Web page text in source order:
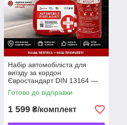
Набір автомобіліста для
виїзду за кордон
Євростандарт DIN 13164 —
автомобільна аптечка DIN
13164 + вогнегасник
порошковий 2 кг
Готово до відправки
1 599 ₴/комплект